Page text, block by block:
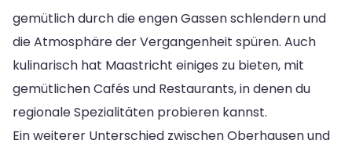
gemütlich durch die engen Gassen schlendern und
die Atmosphäre der Vergangenheit spüren. Auch
kulinarisch hat Maastricht einiges zu bieten, mit
gemütlichen Cafés und Restaurants, in denen du
regionale Spezialitäten probieren kannst.
Ein weiterer Unterschied zwischen Oberhausen und